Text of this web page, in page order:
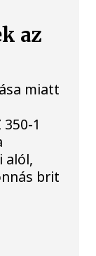
az
miatt
1
alól,
brit